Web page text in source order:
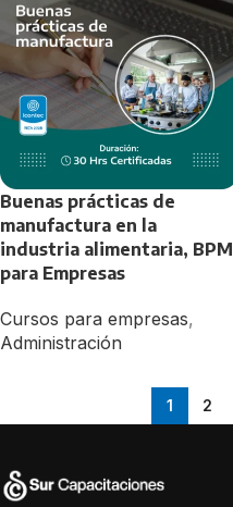
Buenas prácticas de
manufactura en la
industria alimentaria, BPM
para Empresas
Cursos para empresas,
Administración
1 2